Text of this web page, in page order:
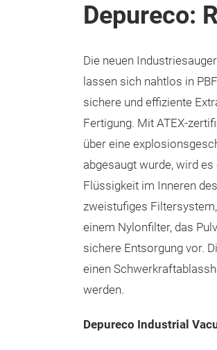
Depureco:
Die neuen
lassen sich nahtlos in
sichere und effiziente
Fertigung. Mit ATEX-
über eine
abgesaugt wurde, wird
Flüssigkeit im Inneren
zweistufiges
einem Nylonfilter, das
sichere Entsorgung vor.
einen
werden.
Depureco Industrial